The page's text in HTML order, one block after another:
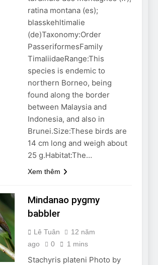
Can Bulldogs Play Fetch?
And How to Train Them!
How Often Do I Need to
Groom My Bulldog
7 Năm Ago
ratina montana (es);
blasskehltimalie
(de)Taxonomy:Order
PasseriformesFamily
TimaliidaeRange:This
species is endemic to
northern Borneo, being
found along the border
between Malaysia and
Indonesia, and also in
Brunei.Size:These birds are
14 cm long and weigh about
25 g.Habitat:The…
Xem thêm
Mindanao pygmy
babbler
Lê Tuân
12 năm
ago
0 1 mins
Stachyris plateni Photo by